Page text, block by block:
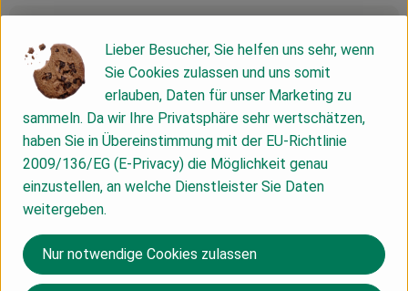
Zutaten
Nährwert-Info
Produktdatenblatt
Lieber Besucher, Sie helfen uns sehr, wenn
Sie Cookies zulassen und uns somit
erlauben, Daten für unser Marketing zu
sammeln. Da wir Ihre Privatsphäre sehr wertschätzen,
haben Sie in Übereinstimmung mit der EU-Richtlinie
2009/136/EG (E-Privacy) die Möglichkeit genau
einzustellen, an welche Dienstleister Sie Daten
weitergeben.
Nur notwendige Cookies zulassen